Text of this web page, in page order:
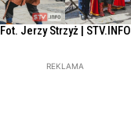
Fot. Jerzy Strzyż | STV.INFO
REKLAMA